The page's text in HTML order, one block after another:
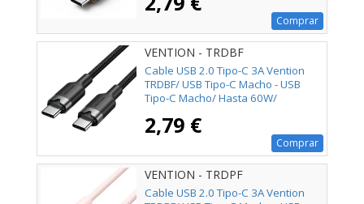
Comprar
VENTION - TRDBF
Cable USB 2.0 Tipo-C 3A Vention
TRDBF/ USB Tipo-C Macho - USB
Tipo-C Macho/ Hasta 60W/
2,79 €
Comprar
VENTION - TRDPF
Cable USB 2.0 Tipo-C 3A Vention